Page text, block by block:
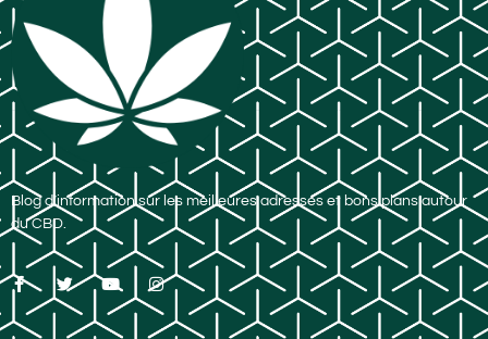
Blog d’information sur les meilleures adresses et bons plans autour
du CBD.